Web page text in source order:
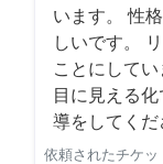
います。 性
しいです。
ことにして
目に見える
導をしてくだ
依頼されたチケッ